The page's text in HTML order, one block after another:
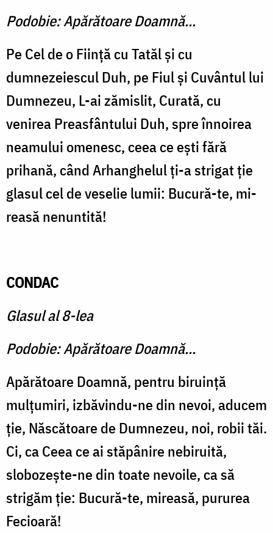
Podobie: Apărătoare Doamnă...
Pe Cel de o Fiinţă cu Tatăl şi cu
dumnezeiescul Duh, pe Fiul şi Cuvântul lui
Dumnezeu, L-ai zămislit, Curată, cu
venirea Preasfântului Duh, spre înnoi­rea
neamului omenesc, ceea ce eşti fără
prihană, când Arhan­ghelul ţi-a strigat ţie
glasul cel de veselie lumii: Bucură-te, mi­
reasă nenuntită!
CONDAC
Glasul al 8-lea
Podobie: Apărătoare Doamnă...
Apărătoare Doamnă, pentru biruinţă
mulţumiri, izbăvindu-ne din nevoi, aducem
ţie, Născătoare de Dumnezeu, noi, robii tăi.
Ci, ca Ceea ce ai stăpânire nebiruită,
slobozeşte-ne din toate nevoile, ca să
strigăm ţie: Bucură-te, mireasă, puru­rea
Fecioară!